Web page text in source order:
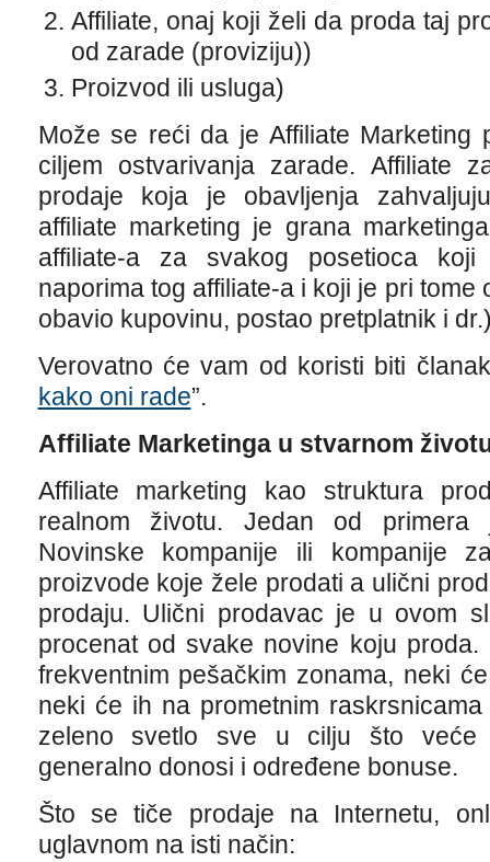
Affiliate, onaj koji želi da proda taj
od zarade (proviziju))
Proizvod ili usluga)
Može se reći da je Affiliate Marketing
ciljem ostvarivanja zarade. Affiliate
prodaje koja je obavljenja
affiliate marketing je grana
affiliate-a za svakog posetioca koji
naporima tog affiliate-a i koji je pri
obavio kupovinu, postao pretplatnik i
Verovatno će vam od koristi biti
kako oni rade”.
Affiliate Marketinga u stvarnom
Affiliate marketing kao struktura
realnom životu. Jedan od primera
Novinske kompanije ili kompanije
proizvode koje žele prodati a ulični
prodaju. Ulični prodavac je u ovom
procenat od svake novine koju
frekventnim pešačkim zonama, neki
neki će ih na prometnim
zeleno svetlo sve u cilju što veće
generalno donosi i određene bonuse.
Što se tiče prodaje na Internetu,
uglavnom na isti način: